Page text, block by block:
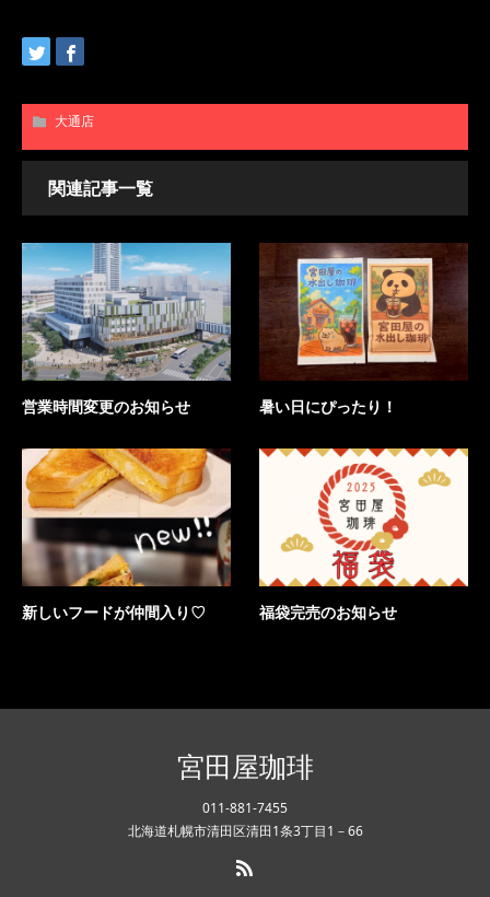
大通店
関連記事一覧
営業時間変更のお知らせ 暑い日にぴったり！
新しいフードが仲間入り♡ 福袋完売のお知らせ
宮田屋珈琲
011-881-7455
北海道札幌市清田区清田1条3丁目1－66